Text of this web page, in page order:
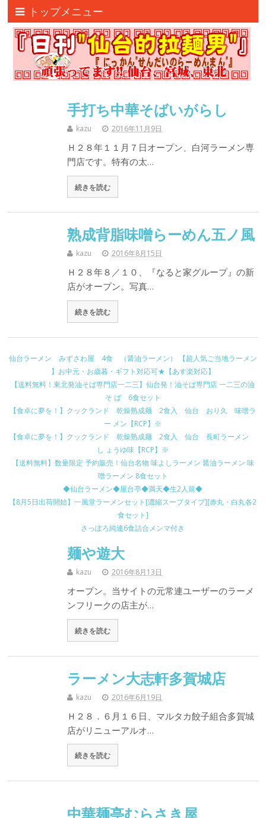
トップメニュー
手打ち中華そばいがらし
kazu 2016年11月9日
Ｈ２８年１１月７日オープン、白河ラーメン専
門店です。特有の太…
続きを読む
熟成背脂味噌らーめん五ノ風
kazu 2016年8月15日
Ｈ２８年８／１０、『なると家グループ』の新
店がオープン。写真…
続きを読む
仙台ラーメン みずさわ屋 4食 （醤油ラーメン） 【超人気ご当地ラーメン
】お中元・お歳暮・ギフト対応可★【あす楽対応】
【送料無料！東北発油そば専門店一二三】仙台発！油そば専門店 一二三の油
そ ば 6食セット
【食卓に夢を！】クックランド 乾燥熟成麺 2食入 仙台 おり久 味噌ラ
ー メン【RCP】※
【食卓に夢を！】クックランド 乾燥熟成麺 2食入 仙台 長町ラーメン
し ょうゆ味【RCP】※
【送料無料】数量限定 予約販売！仙台名物 味よしラーメン 醤油ラーメン 味
噌ラーメン 8食セット
◆仙台ラーメン◆屋台亭◆満天◆生2人前◆
【8月5日出荷開始】一風堂ラーメンセット[濃縮スープタイプ][赤丸・白丸各2
食セット]
さっぽろ純連6食詰合メンマ付き
麺や遊大
kazu 2016年8月13日
オープン。当サイトの元常連ユーザーのラーメ
ンフリークの店主が…
続きを読む
ラーメン大志軒多賀城店
kazu 2016年6月19日
Ｈ２８．６月１６日、マルタカ餃子組合多賀城
店がリニューアルオ…
続きを読む
中華麺亭むらさき屋